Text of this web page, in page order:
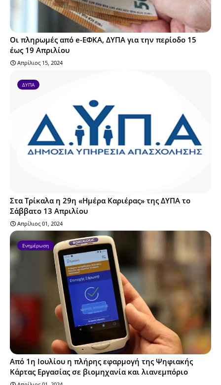
Οι πληρωμές από e-ΕΦΚΑ, ΔΥΠΑ για την περίοδο 15
έως 19 Απριλίου
Απρίλιος 15, 2024
ΔΥΠΑ
Στα Τρίκαλα η 29η «Ημέρα Καριέρας» της ΔΥΠΑ το
Σάββατο 13 Απριλίου
Απρίλιος 01, 2024
Ενημέρωση
Από 1η Ιουλίου η πλήρης εφαρμογή της Ψηφιακής
Κάρτας Εργασίας σε βιομηχανία και λιανεμπόριο